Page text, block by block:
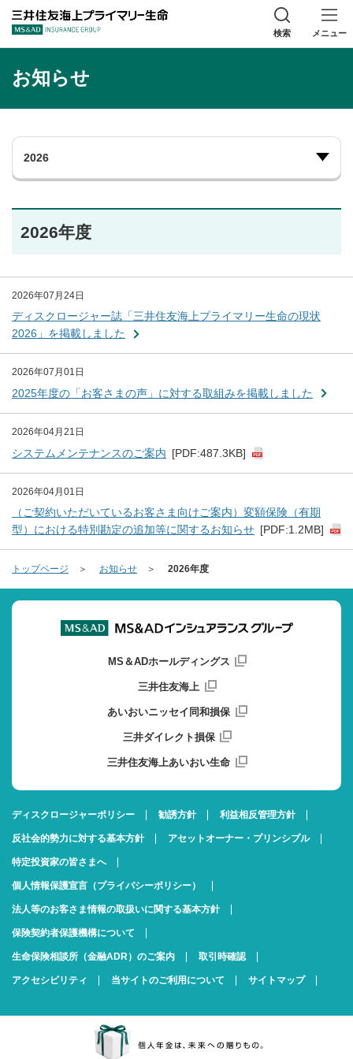
三井住友海上プ
検索 メニュー
お知らせ
2026年度
2026年07月24日
ディスクロージャー誌「三井住友海上プライマリー生命の現状
2026」を掲載しました
2026年07月01日
2025年度の「お客さまの声」に対する取組みを掲載しました
2026年04月21日
システムメンテナンスのご案内 [PDF:487.3KB]
2026年04月01日
（ご契約いただいているお客さま向けご案内）変額保険（有期
型）における特別勘定の追加等に関するお知らせ [PDF:1.2MB]
トップページ お知らせ 2026年度
MS＆ADホールディングス
三井住友海上
あいおいニッセイ同和損保
三井ダイレクト損保
三井住友海上あいおい生命
ディスクロージャーポリシー 勧誘方針 利益相反管理方針
反社会的勢力に対する基本方針 アセットオーナー・プリンシプル
特定投資家の皆さまへ
個人情報保護宣言（プライバシーポリシー）
法人等のお客さま情報の取扱いに関する基本方針
保険契約者保護機構について
生命保険相談所（金融ADR）のご案内 取引時確認
アクセシビリティ 当サイトのご利用について サイトマップ